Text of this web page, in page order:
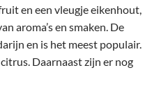
en een vleugje eikenhout,
aroma’s en smaken. De
en is het meest populair.
Daarnaast zijn er nog